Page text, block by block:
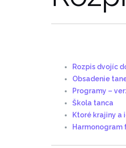
Rozpis dvojíc
Obsadenie
Programy –
Škola tanca
Ktoré krajiny a
Harmonogram